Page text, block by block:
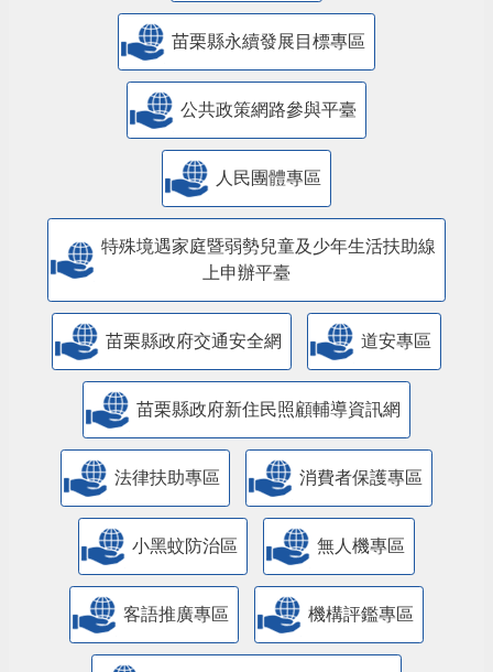
苗栗縣永續發展目標專區
公共政策網路參與平臺
人民團體專區
特殊境遇家庭暨弱勢兒童及少年生活扶助線
上申辦平臺
苗栗縣政府交通安全網 道安專區
苗栗縣政府新住民照顧輔導資訊網
法律扶助專區 消費者保護專區
小黑蚊防治區 無人機專區
客語推廣專區 機構評鑑專區